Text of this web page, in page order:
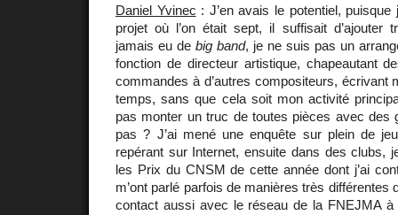
Daniel Yvinec : J’en avais le potentiel,
projet où l’on était sept, il suffisait d’ajouter
jamais eu de big band, je ne suis pas un
fonction de directeur artistique, chapeautant
commandes à d’autres compositeurs, écrivant
temps, sans que cela soit mon activité
pas monter un truc de toutes pièces avec des
pas ? J’ai mené une enquête sur plein de
repérant sur Internet, ensuite dans des clubs,
les Prix du CNSM de cette année dont j’ai
m’ont parlé parfois de manières très différentes
contact aussi avec le réseau de la FNEJMA à